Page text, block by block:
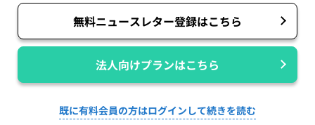
無料ニュースレター登録はこちら
法人向けプランはこちら
既に有料会員の方はログインして続きを読む